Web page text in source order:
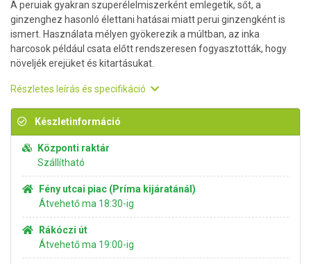
A peruiak gyakran szuperélelmiszerként emlegetik, sőt, a
ginzenghez hasonló élettani hatásai miatt perui ginzengként is
ismert. Használata mélyen gyökerezik a múltban, az inka
harcosok például csata előtt rendszeresen fogyasztották, hogy
növeljék erejüket és kitartásukat.
Részletes leírás és specifikáció
Készletinformáció
Központi raktár
Szállítható
Fény utcai piac (Príma kijáratánál)
Átvehető ma 18:30-ig
Rákóczi út
Átvehető ma 19:00-ig